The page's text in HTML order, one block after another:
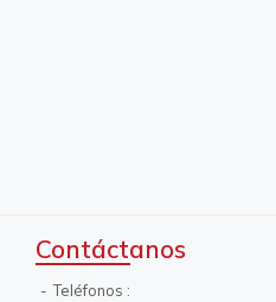
Contáctanos
Teléfonos